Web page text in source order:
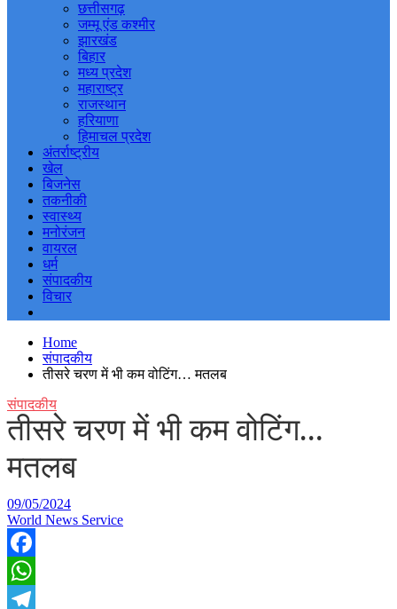
छत्तीसगढ़
जम्मू एंड कश्मीर
झारखंड
बिहार
मध्य प्रदेश
महाराष्ट्र
राजस्थान
हरियाणा
हिमाचल प्रदेश
अंतर्राष्ट्रीय
खेल
बिजनेस
तकनीकी
स्वास्थ्य
मनोरंजन
वायरल
धर्म
संपादकीय
विचार
Home
संपादकीय
तीसरे चरण में भी कम वोटिंग… मतलब
संपादकीय
तीसरे चरण में भी कम वोटिंग…
मतलब
09/05/2024
World News Service
Facebook
WhatsApp